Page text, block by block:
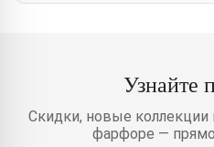
Узнайте
Скидки, новые коллекции
фарфоре —